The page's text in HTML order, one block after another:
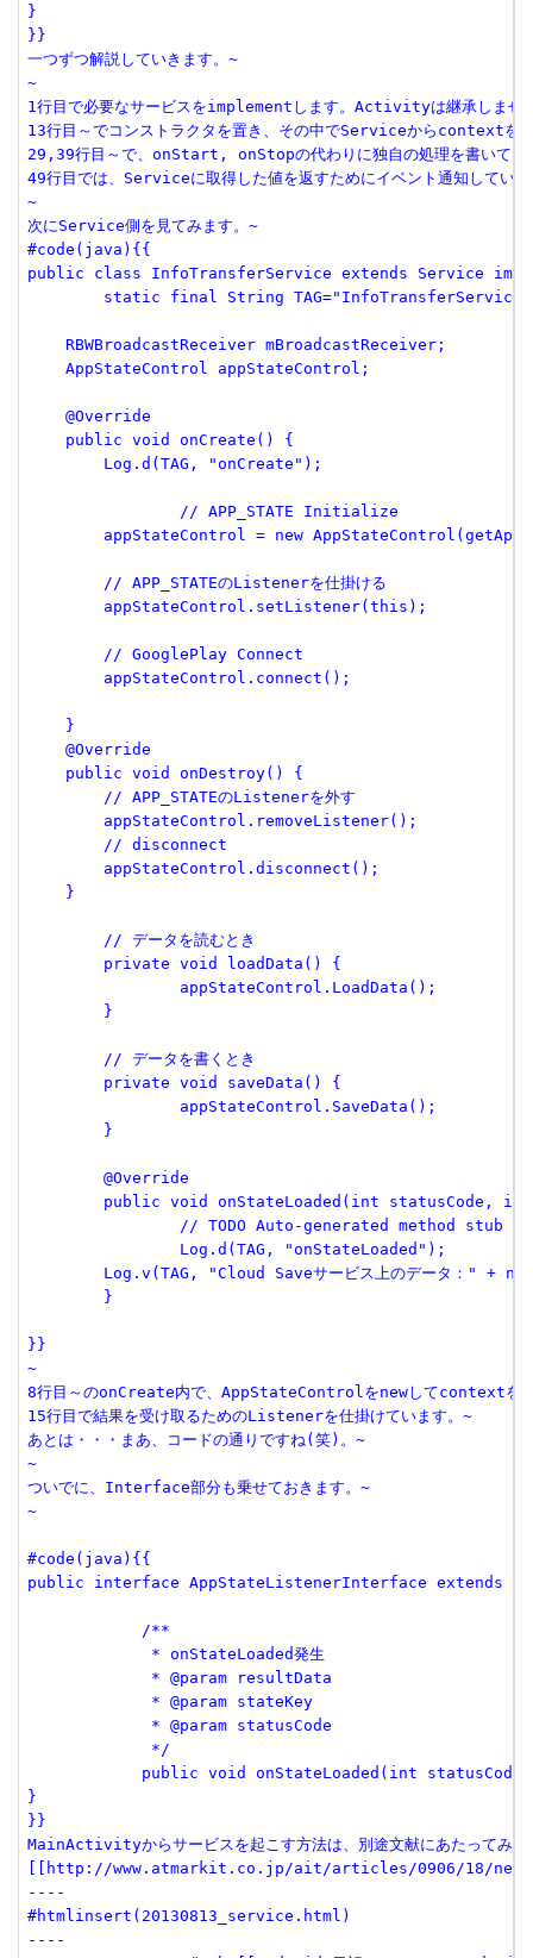
}
}}
一つずつ解説していきます。~
~
1行目で必要なサービスをimplementします。Activityは継承しませ
13行目～でコンストラクタを置き、その中でServiceからcontextを
29,39行目～で、onStart, onStopの代わりに独自の処理を書いてい
49行目では、Serviceに取得した値を返すためにイベント通知して
~
次にService側を見てみます。~
#code(java){{
public class InfoTransferService extends Service
    RBWBroadcastReceiver mBroadcastReceiver;
    AppStateControl appStateControl;
    @Override
    public void onCreate() {
        Log.d(TAG, "onCreate");
appStateControl = new
        // APP_STATEのListenerを仕掛ける
        appStateControl.setListener(this);
        // GooglePlay Connect
        appStateControl.connect();
    }
    @Override
    public void onDestroy() {
        // APP_STATEのListenerを外す
        appStateControl.removeListener();
        // disconnect
        appStateControl.disconnect();
    }
Log.v(TAG, "Cloud Saveサービス上のデータ：" +
}}
~
8行目～のonCreate内で、AppStateControlをnewしてcontextを渡
15行目で結果を受け取るためのListenerを仕掛けています。~
あとは・・・まあ、コードの通りですね(笑)。~
~
ついでに、Interface部分も乗せておきます。~
~
#code(java){{
public interface AppStateListenerInterface extends
}
}}
MainActivityからサービスを起こす方法は、別途文献にあたってみて
[[http://www.atmarkit.co.jp/ait/articles/0906/18/
----
#htmlinsert(20130813_service.html)
----